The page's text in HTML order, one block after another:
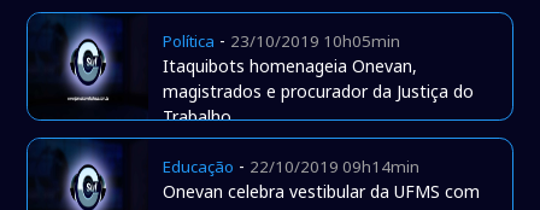
Política - 23/10/2019 10h05min
Itaquibots homenageia Onevan,
magistrados e procurador da Justiça do
Trabalho
Educação - 22/10/2019 09h14min
Onevan celebra vestibular da UFMS com